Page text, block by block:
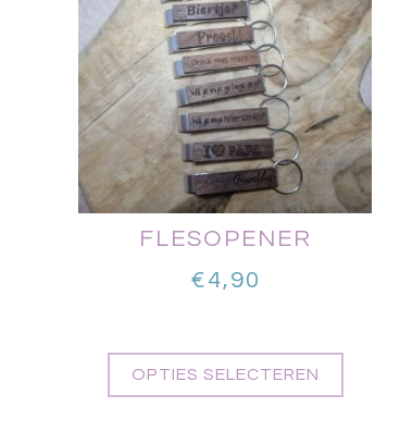
FLESOPENER
€4,90
OPTIES SELECTEREN